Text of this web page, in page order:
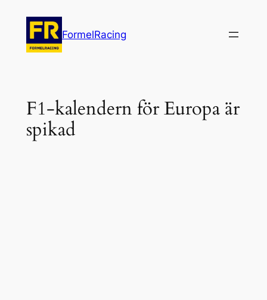
innehåll
FormelRacing
F1-kalendern för Europa är
spikad